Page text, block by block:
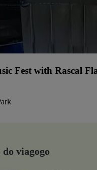
Fest with Rascal
viagogo